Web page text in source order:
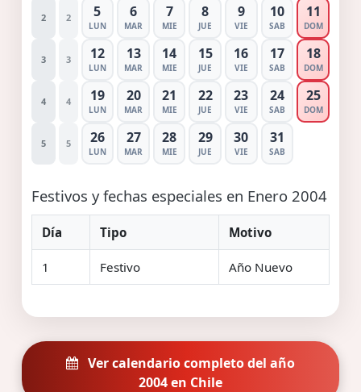
2 2 5
LUN
6
MAR
7
MIE
8
JUE
9
VIE
10
SAB
11
DOM
3 3 12
LUN
13
MAR
14
MIE
15
JUE
16
VIE
17
SAB
18
DOM
4 4 19
LUN
20
MAR
21
MIE
22
JUE
23
VIE
24
SAB
25
DOM
5 5 26
LUN
27
MAR
28
MIE
29
JUE
30
VIE
31
SAB
Festivos y fechas especiales en Enero 2004
Día Tipo Motivo
1 Festivo Año Nuevo
Ver calendario completo del año
2004 en Chile